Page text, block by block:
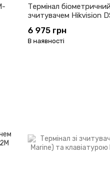
Термінал
зчитувачем Hikvision
6 975 грн
В наявності